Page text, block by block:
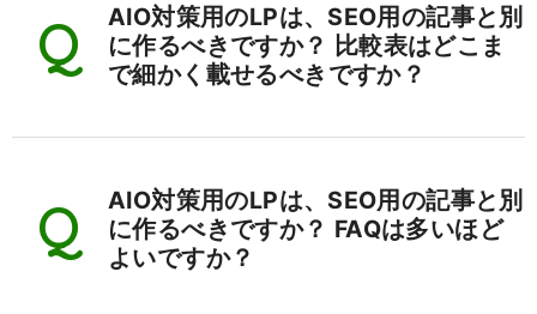
AIO対策用のLPは、SEO用の記事と別
に作るべきですか？ 比較表はどこま
で細かく載せるべきですか？
AIO対策用のLPは、SEO用の記事と別
に作るべきですか？ FAQは多いほど
よいですか？